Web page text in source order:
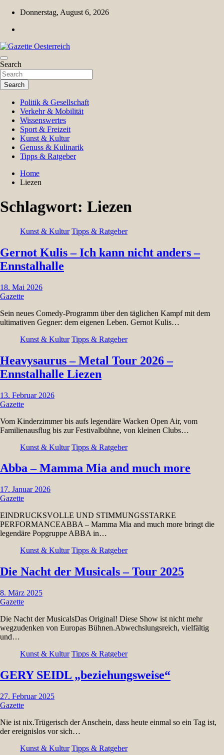
Skip
content
Donnerstag, August 6, 2026
Gazette Oesterreich
Magazin für Freizeit, Politik, Kultur & Wissenschaft
Search
Search
Politik & Gesellschaft
Verkehr & Mobilität
Wissenswertes
Sport & Freizeit
Kunst & Kultur
Genuss & Kulinarik
Tipps & Ratgeber
Home
Liezen
Schlagwort: Liezen
Kunst & Kultur Tipps & Ratgeber
Gernot Kulis – Ich kann nicht anders –
Ennstalhalle
18. Mai 2026
Gazette
Sein neues Comedy-Programm über den täglichen Kampf mit dem
ultimativen Gegner: dem eigenen Leben. Gernot Kulis…
Kunst & Kultur Tipps & Ratgeber
Heavysaurus – Metal Tour 2026 –
Ennstalhalle Liezen
13. Februar 2026
Gazette
Vom Kinderzimmer bis aufs legendäre Wacken Open Air, vom
Familienausflug bis zur Festivalbühne, von kleinen Clubs…
Kunst & Kultur Tipps & Ratgeber
Abba – Mamma Mia and much more
17. Januar 2026
Gazette
EINDRUCKSVOLLE UND STIMMUNGSSTARKE
PERFORMANCEABBA – Mamma Mia and much more bringt die
legendäre Popgruppe ABBA in…
Kunst & Kultur Tipps & Ratgeber
Die Nacht der Musicals – Tour 2025
8. März 2025
Gazette
Die Nacht der MusicalsDas Original! Diese Show ist nicht mehr
wegzudenken von Europas Bühnen.Abwechslungsreich, vielfältig
und…
Kunst & Kultur Tipps & Ratgeber
GERY SEIDL „beziehungsweise“
27. Februar 2025
Gazette
Nie ist nix.Trügerisch der Anschein, dass heute einmal so ein Tag ist,
der ereignislos vor sich…
Kunst & Kultur Tipps & Ratgeber